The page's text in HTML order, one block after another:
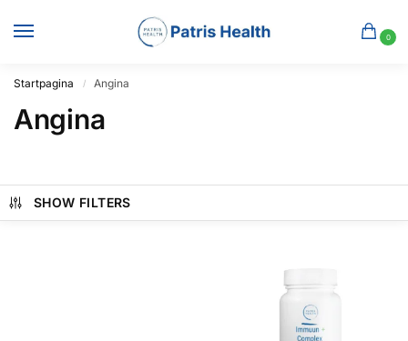
0
Startpagina / Angina
Angina
SHOW FILTERS